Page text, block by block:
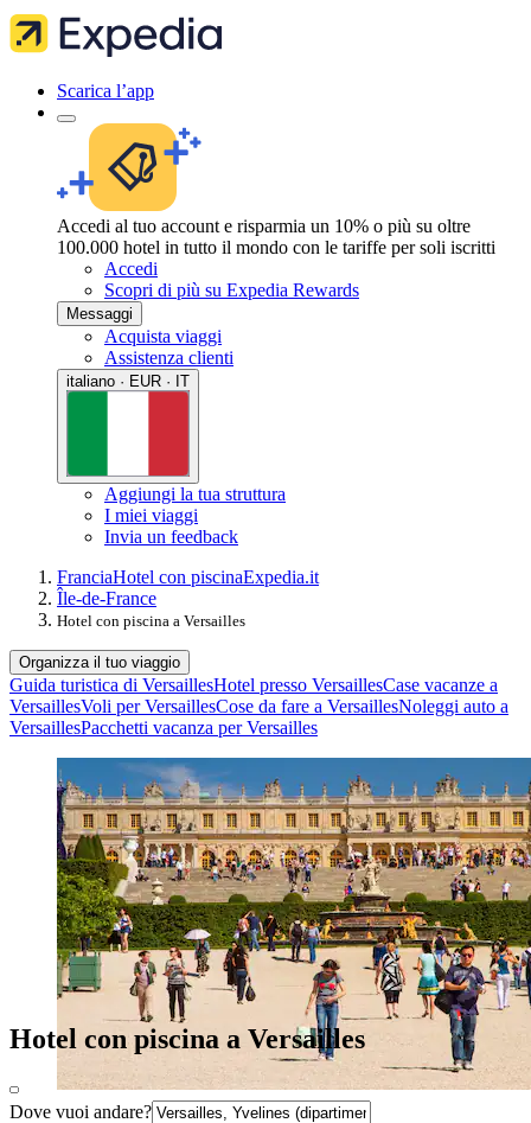
Scarica l’app
Accedi al tuo account e risparmia un 10% o più su oltre
100.000 hotel in tutto il mondo con le tariffe per soli iscritti
Accedi
Scopri di più su Expedia Rewards
Messaggi
Acquista viaggi
Assistenza clienti
italiano · EUR · IT
Aggiungi la tua struttura
I miei viaggi
Invia un feedback
FranciaHotel con piscinaExpedia.it
Île-de-France
Hotel con piscina a Versailles
Organizza il tuo viaggio
Guida turistica di VersaillesHotel presso VersaillesCase vacanze a
VersaillesVoli per VersaillesCose da fare a VersaillesNoleggi auto a
VersaillesPacchetti vacanza per Versailles
Hotel con piscina a Versailles
Dove vuoi andare?